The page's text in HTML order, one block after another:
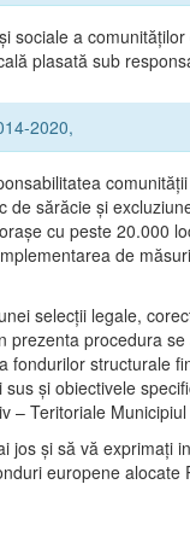
sociale a
plasată sub
2020,
sărăcie şi
cu peste 20.000
de
selecții legale,
prezenta procedura
fondurilor structurale
și obiectivele
– Teritoriale Municipiul
jos și să vă exprimați
europene alocate